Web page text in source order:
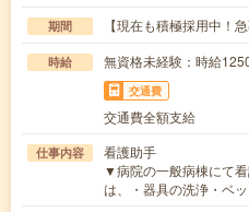
期間 【現在も積極採用中！
時給 無資格未経験：時給
交通費
交通費全額支給
仕事内容
看護助手
▼病院の一般病棟にて
は、・器具の洗浄・ベ